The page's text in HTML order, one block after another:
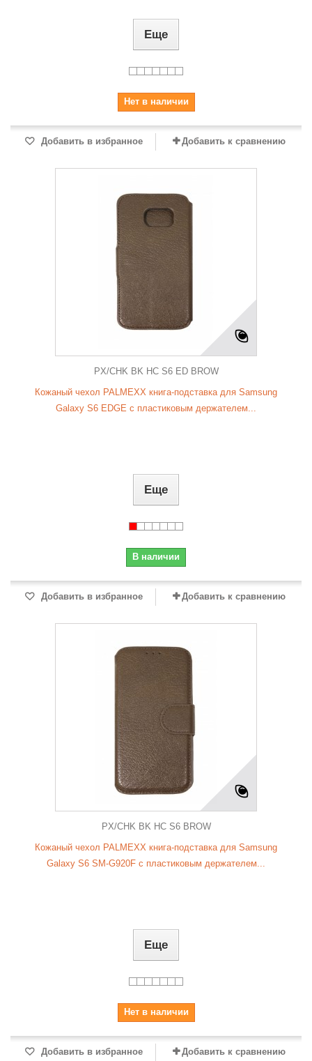
Еще
Нет в наличии
Добавить в избранное Добавить к сравнению
PX/CHK BK HC S6 ED BROW
Кожаный чехол PALMEXX книга-подставка для Samsung
Galaxy S6 EDGE с пластиковым держателем...
Еще
В наличии
Добавить в избранное Добавить к сравнению
PX/CHK BK HC S6 BROW
Кожаный чехол PALMEXX книга-подставка для Samsung
Galaxy S6 SM-G920F с пластиковым держателем...
Еще
Нет в наличии
Добавить в избранное Добавить к сравнению